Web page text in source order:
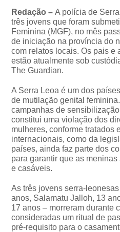
Redação –A polícia de
três jovens que foram
Feminina (MGF), no mês
de iniciação na província do
com relatos locais. Os pais e
estão atualmente sob
The Guardian.
A Serra Leoa é um dos
de mutilação genital
campanhas de
constitui uma violação dos
mulheres, conforme tratados
internacionais, como da
países, ainda faz parte dos
para garantir que as
e casáveis.
As três jovens serra-
anos, Salamatu Jalloh, 13
17 anos – morreram durante
consideradas um ritual de
pré-requisito para o